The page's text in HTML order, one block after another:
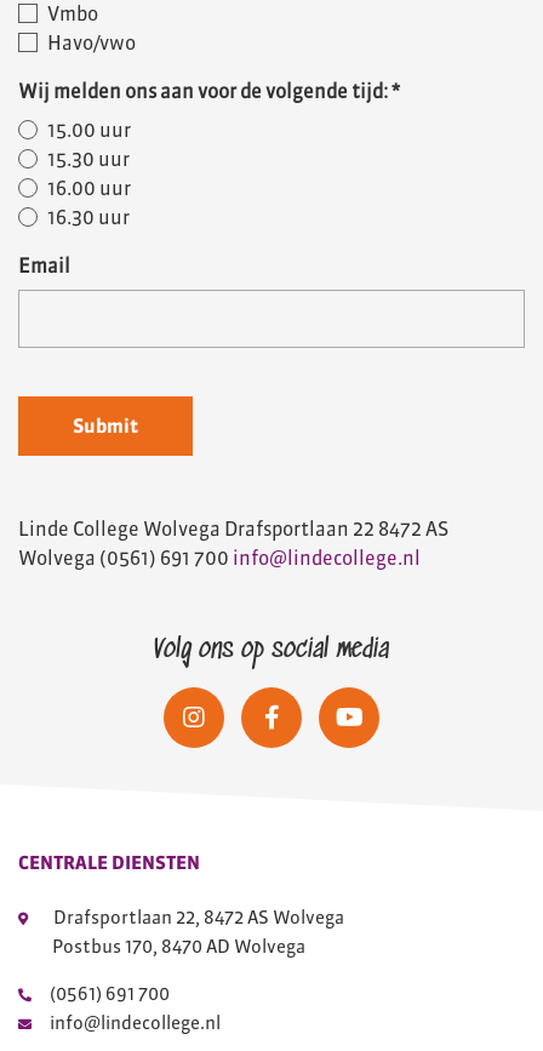
Vmbo
Havo/vwo
Wij melden ons aan voor de volgende tijd:*
15.00 uur
15.30 uur
16.00 uur
16.30 uur
Email
Linde College Wolvega Drafsportlaan 22 8472 AS
Wolvega (0561) 691 700 info@lindecollege.nl
Volg ons op social media
CENTRALE DIENSTEN
Drafsportlaan 22, 8472 AS Wolvega
Postbus 170, 8470 AD Wolvega
(0561) 691 700
info@lindecollege.nl